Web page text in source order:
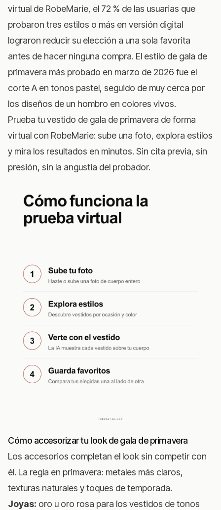
virtual de RobeMarie, el 72 % de las usuarias que
probaron tres estilos o más en versión digital
lograron reducir su elección a una sola favorita
antes de hacer ninguna compra. El estilo de gala de
primavera más probado en marzo de 2026 fue el
corte A en tonos pastel, seguido de muy cerca por
los diseños de un hombro en colores vivos.
Prueba tu vestido de gala de primavera de forma
virtual con RobeMarie: sube una foto, explora estilos
y mira los resultados en minutos. Sin cita previa, sin
presión, sin la angustia del probador.
Cómo accesorizar tu look de gala de primavera
Los accesorios completan el look sin competir con
él. La regla en primavera: metales más claros,
texturas naturales y toques de temporada.
Joyas: oro u oro rosa para los vestidos de tonos